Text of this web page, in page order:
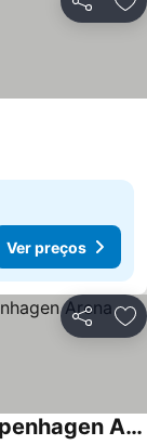
Partilhar
Ver preços
Partilhar
Four Points Flex by Sheraton Copenhagen Arena